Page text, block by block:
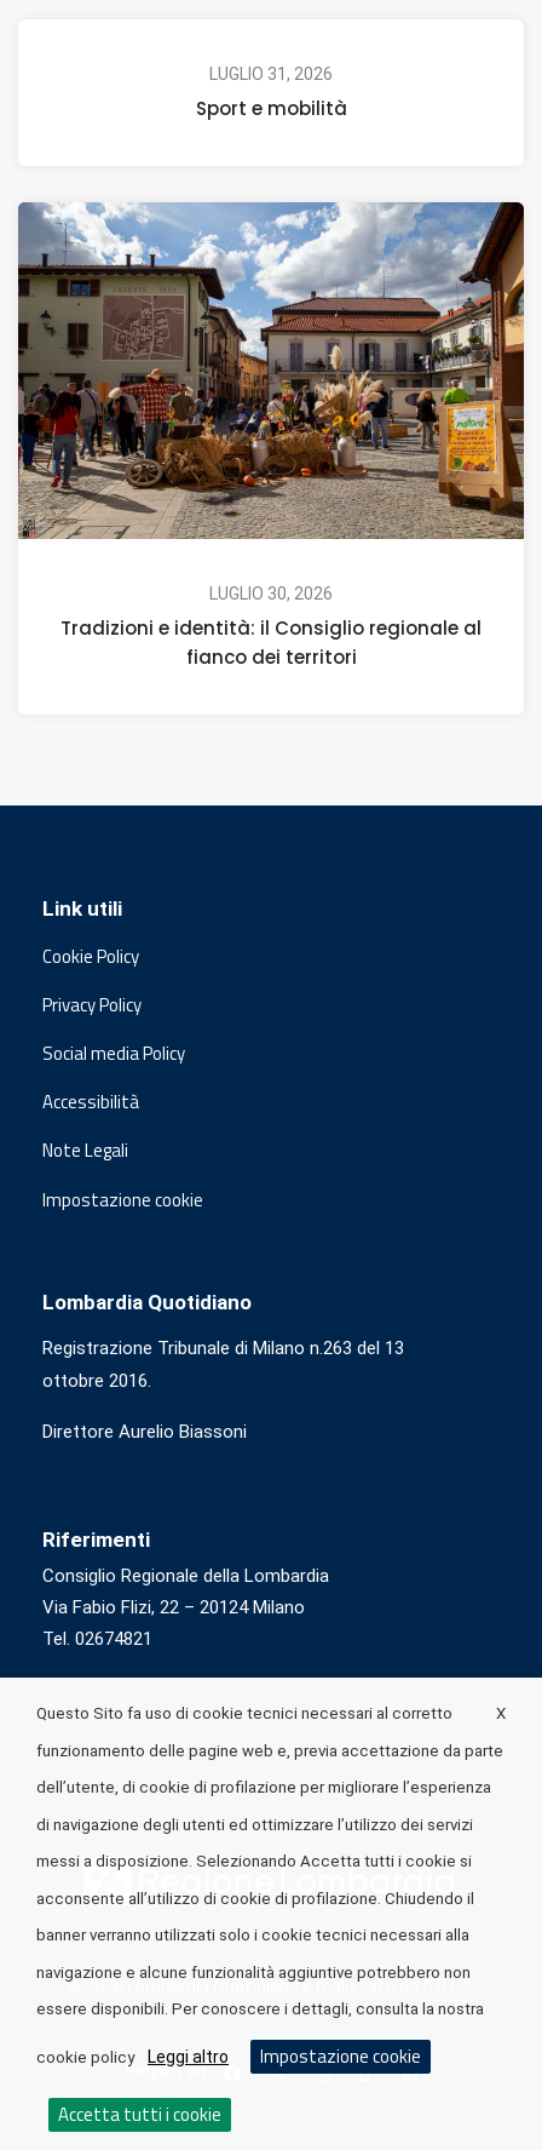
LUGLIO 31, 2026
Sport e mobilità
LUGLIO 30, 2026
Tradizioni e identità: il Consiglio regionale al
fianco dei territori
Link utili
Cookie Policy
Privacy Policy
Social media Policy
Accessibilità
Note Legali
Impostazione cookie
Lombardia Quotidiano
Registrazione Tribunale di Milano n.263 del 13
ottobre 2016.
Direttore Aurelio Biassoni
Riferimenti
Consiglio Regionale della Lombardia
Via Fabio Flizi, 22 – 20124 Milano
Tel. 02674821
© 2026 Lombardia Quotidiano è realizzato daA.R.I.A.
Seguici su
X
Questo Sito fa uso di cookie tecnici necessari al corretto
funzionamento delle pagine web e, previa accettazione da parte
dell’utente, di cookie di profilazione per migliorare l’esperienza
di navigazione degli utenti ed ottimizzare l’utilizzo dei servizi
messi a disposizione. Selezionando Accetta tutti i cookie si
acconsente all’utilizzo di cookie di profilazione. Chiudendo il
banner verranno utilizzati solo i cookie tecnici necessari alla
navigazione e alcune funzionalità aggiuntive potrebbero non
essere disponibili. Per conoscere i dettagli, consulta la nostra
cookie policy Leggi altro Impostazione cookie
Accetta tutti i cookie